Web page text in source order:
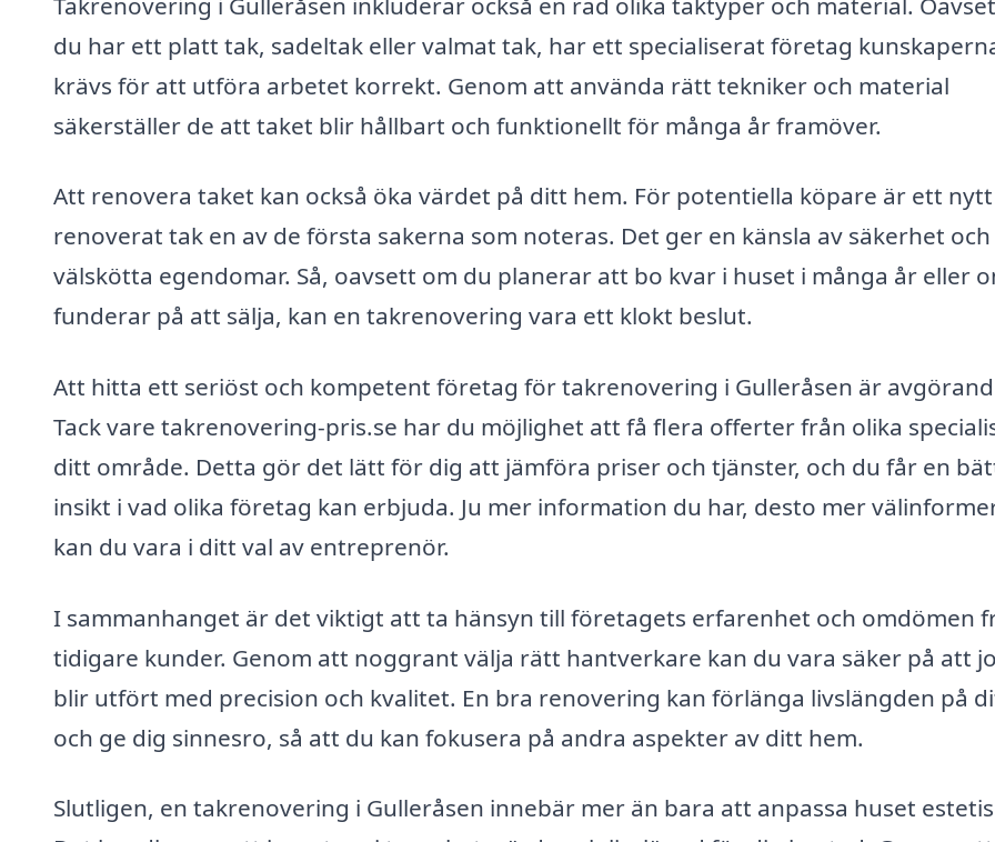
du har ett platt tak, sadeltak eller valmat tak, har ett specialiserat företag
krävs för att utföra arbetet korrekt. Genom att använda rätt tekniker och material
säkerställer de att taket blir hållbart och funktionellt för många år framöver.
Att renovera taket kan också öka värdet på ditt hem. För potentiella köpare är ett
renoverat tak en av de första sakerna som noteras. Det ger en känsla av säkerhet och
välskötta egendomar. Så, oavsett om du planerar att bo kvar i huset i många år eller
funderar på att sälja, kan en takrenovering vara ett klokt beslut.
Att hitta ett seriöst och kompetent företag för takrenovering i Gulleråsen är
Tack vare takrenovering-pris.se har du möjlighet att få flera offerter från olika
ditt område. Detta gör det lätt för dig att jämföra priser och tjänster, och du får en
insikt i vad olika företag kan erbjuda. Ju mer information du har, desto mer
kan du vara i ditt val av entreprenör.
I sammanhanget är det viktigt att ta hänsyn till företagets erfarenhet och omdömen
tidigare kunder. Genom att noggrant välja rätt hantverkare kan du vara säker på att
blir utfört med precision och kvalitet. En bra renovering kan förlänga livslängden på
och ge dig sinnesro, så att du kan fokusera på andra aspekter av ditt hem.
Slutligen, en takrenovering i Gulleråsen innebär mer än bara att anpassa huset